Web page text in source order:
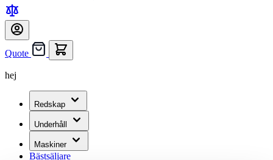
Quote
hej
Redskap
Underhåll
Maskiner
Bästsäljare